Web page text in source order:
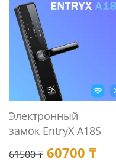
Электронный
замок EntryX A18S
61500₸ 60700 ₸